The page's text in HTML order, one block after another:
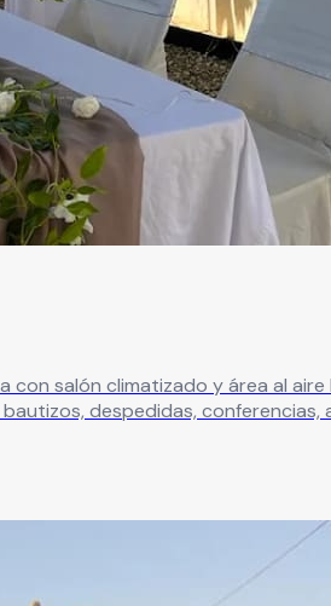
salón climatizado y área al